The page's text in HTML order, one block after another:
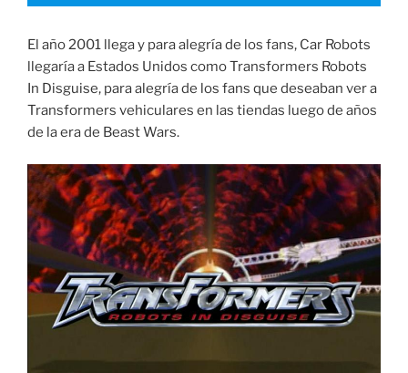
El año 2001 llega y para alegría de los fans, Car Robots
llegaría a Estados Unidos como Transformers Robots
In Disguise, para alegría de los fans que deseaban ver a
Transformers vehiculares en las tiendas luego de años
de la era de Beast Wars.